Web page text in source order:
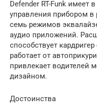
Defender RT-Funk имеет
управления прибором в
семь режимов
аудио приложений.
способствует
работает от
привлекает водителей
дизайном.
Достоинства